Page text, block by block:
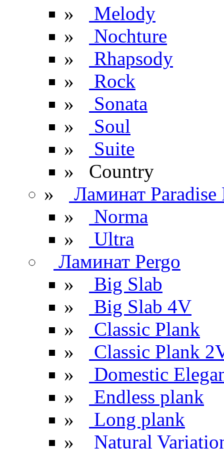
»
Melody
»
Nochture
»
Rhapsody
»
Rock
»
Sonata
»
Soul
»
Suite
» Сountry
»
Ламинат Paradise
»
Norma
»
Ultra
Ламинат Pergo
»
Big Slab
»
Big Slab 4V
»
Classic Plank
»
Classic Plank
»
Domestic
»
Endless plank
»
Long plank
»
Natural